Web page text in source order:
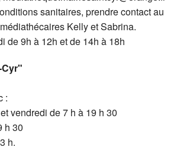
sanitaires, prendre contact au
Kelly et Sabrina.
de 9h à 12h et de 14h à 18h
:
vendredi de 7 h à 19 h 30
h 30
h.